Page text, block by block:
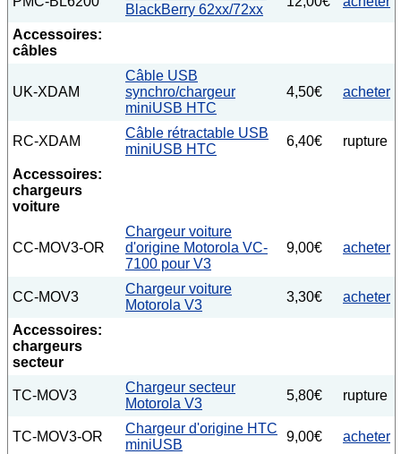
BlackBerry 62xx/72xx
Accessoires:
câbles
UK-XDAM
Câble USB
synchro/chargeur
miniUSB HTC
4,50€ acheter
RC-XDAM
Câble rétractable USB
miniUSB HTC
6,40€ rupture
Accessoires:
chargeurs
voiture
CC-MOV3-OR
Chargeur voiture
d'origine Motorola VC-
7100 pour V3
9,00€ acheter
CC-MOV3
Chargeur voiture
Motorola V3
3,30€ acheter
Accessoires:
chargeurs
secteur
TC-MOV3
Chargeur secteur
Motorola V3
5,80€ rupture
TC-MOV3-OR
Chargeur d'origine HTC
miniUSB
9,00€ acheter